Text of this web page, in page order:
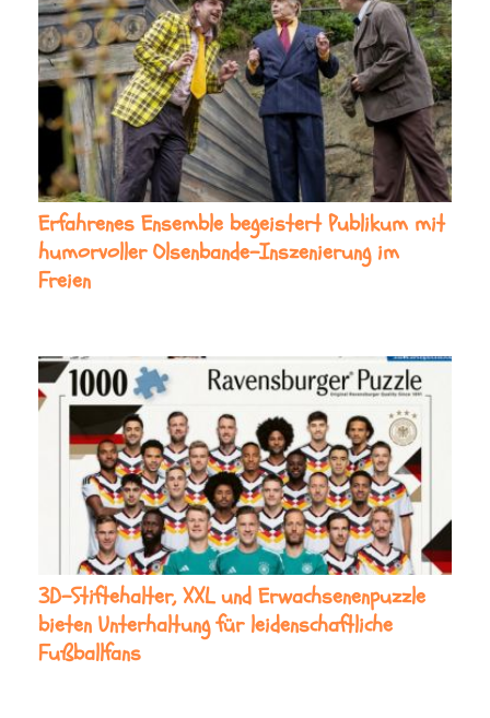
Erfahrenes Ensemble begeistert Publikum mit
humorvoller Olsenbande-Inszenierung im
Freien
3D-Stiftehalter, XXL und Erwachsenenpuzzle
bieten Unterhaltung für leidenschaftliche
Fußballfans